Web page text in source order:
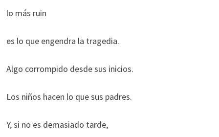
lo más ruin
es lo que engendra la tragedia.
Algo corrompido desde sus inicios.
Los niños hacen lo que sus padres.
Y, si no es demasiado tarde,